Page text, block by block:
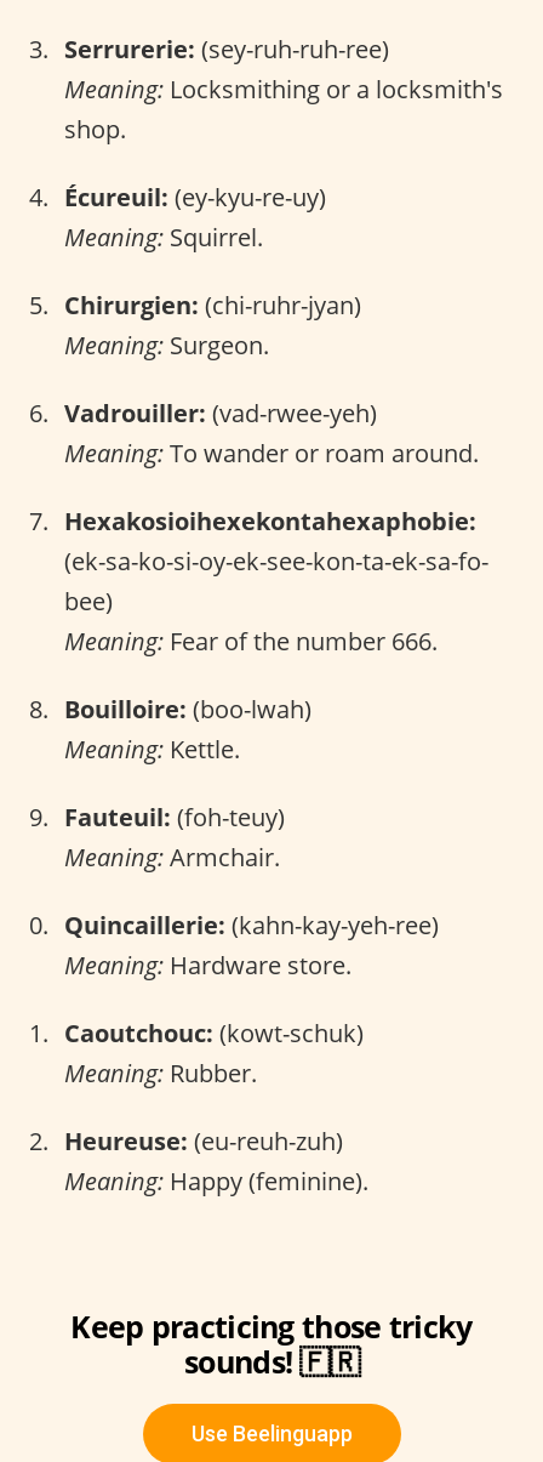
Serrurerie: (sey-ruh-ruh-ree)
Meaning: Locksmithing or a locksmith's
shop.
Écureuil: (ey-kyu-re-uy)
Meaning: Squirrel.
Chirurgien: (chi-ruhr-jyan)
Meaning: Surgeon.
Vadrouiller: (vad-rwee-yeh)
Meaning:To wander or roam around.
Hexakosioihexekontahexaphobie:
(ek-sa-ko-si-oy-ek-see-kon-ta-ek-sa-fo-
bee)
Meaning: Fear of the number 666.
Bouilloire: (boo-lwah)
Meaning: Kettle.
Fauteuil: (foh-teuy)
Meaning:Armchair.
Quincaillerie: (kahn-kay-yeh-ree)
Meaning: Hardware store.
Caoutchouc: (kowt-schuk)
Meaning: Rubber.
Heureuse: (eu-reuh-zuh)
Meaning: Happy (feminine).
Keep practicing those tricky
sounds! 🇫🇷
Use Beelinguapp